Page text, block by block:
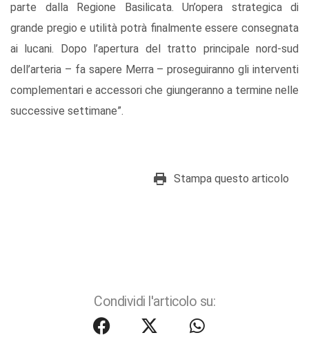
parte dalla Regione Basilicata. Un’opera strategica di
grande pregio e utilità potrà finalmente essere consegnata
ai lucani. Dopo l’apertura del tratto principale nord-sud
dell’arteria – fa sapere Merra – proseguiranno gli interventi
complementari e accessori che giungeranno a termine nelle
successive settimane”.
Stampa questo articolo
Condividi l'articolo su: